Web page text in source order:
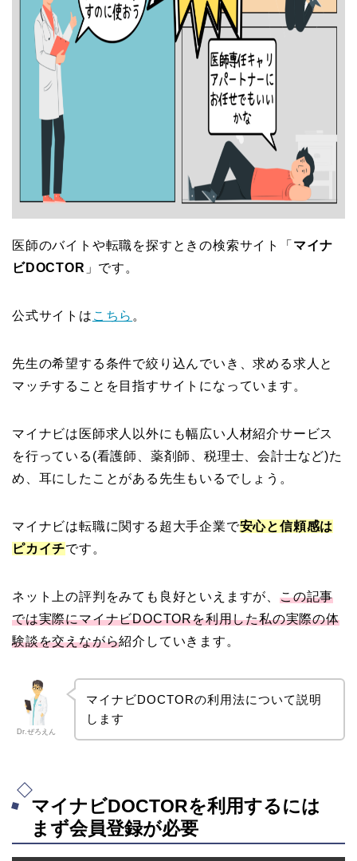
医師のバイトや転職を探すときの検索サイト「 マイナ
ビDOCTOR 」です。
公式サイトは こちら 。
先生の希望する条件で絞り込んでいき、求める求人と
マッチすることを目指すサイトになっています。
マイナビは医師求人以外にも幅広い人材紹介サービス
を行っている(看護師、薬剤師、税理士、会計士など)た
め、耳にしたことがある先生もいるでしょう。
マイナビは転職に関する超大手企業で安心と信頼感は
ピカイチです。
ネット上の評判をみても良好といえますが、 この記事
では実際にマイナビDOCTORを利用した私の実際の体
験談を交えながら紹介していきます。
Dr.ぜろえん
マイナビDOCTORの利用法について説明
します
マイナビDOCTORを利用するには
まず会員登録が必要